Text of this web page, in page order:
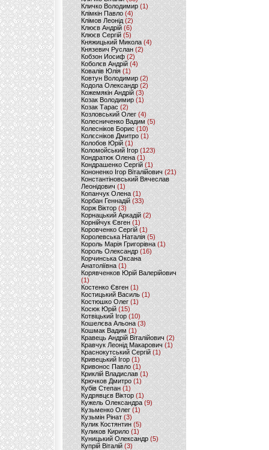
Кличко Володимир (1)
Клімкін Павло (4)
Клімов Леонід(2)
Клюєв Андрій(6)
Клюєв Сергій (5)
Княжицький Микола(4)
Князевич Руслан (2)
Кобзон Иосиф(2)
Коболєв Андрій (4)
Ковалів Юлія(1)
Ковтун Володимир (2)
Кодола Олександр (2)
Кожемякін Андрій (3)
Козак Володимир (1)
Козак Тарас (2)
Козловський Олег(4)
Колесниченко Вадим (5)
Колесніков Борис (10)
Колєсніков Дмитро (1)
Колобов Юрій (1)
Коломойський Ігор (123)
Кондратюк Олена(1)
Кондрашенко Сергій (1)
Кононенко Ігор Віталійович (21)
Константіновський Вячеслав
Леонідович (1)
Копанчук Олена (1)
Корбан Геннадій (33)
Корж Віктор (3)
Корнацький Аркадій (2)
Корнійчук Євген (1)
Коровченко Сергій (1)
Королевська Наталія(5)
Король Марія Григорівна (1)
Король Олександр (16)
Корчинська Оксана
Анатоліївна (1)
Корявченков Юрій Валерійович
(1)
Костенко Євген (1)
Костицький Василь (1)
Костюшко Олег (1)
Косюк Юрій (15)
Котвіцький Ігор (10)
Кошелєва Альона(3)
Кошмак Вадим (1)
Кравець Андрій Віталійович (2)
Кравчук Леонід Макарович (1)
Краснокутський Сергій (1)
Кривецький Ігор (1)
Кривонос Павло (1)
Криклій Владислав (1)
Крючков Дмитро(1)
Кубів Степан(1)
Кудрявцєв Віктор (1)
Кужель Олександра (9)
Кузьменко Олег (1)
Кузьмін Рінат(3)
Кулик Костянтин(5)
Куликов Кирило (1)
Куницький Олександр (5)
Купрій Віталій (3)